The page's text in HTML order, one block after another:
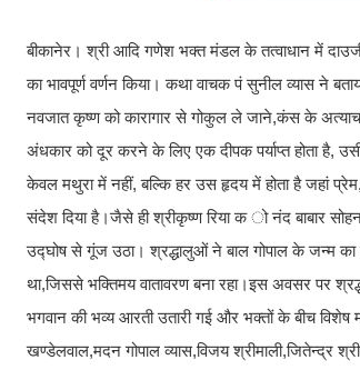
बीकानेर। श्री आदि गणेश भक्त मंडल के तत्वाधान में
का भावपूर्ण वर्णन किया। कथा वाचक पं सुनील व्यास ने
नवजात कृष्ण को कारागार से गोकुल ले जाने,कंस के
अंधकार को दूर करने के लिए एक दीपक पर्याप्त होता है,
केवल मथुरा में नहीं, बल्कि हर उस हृदय में होता है जहां
संदेश दिया है।जैसे ही श्रीकृष्ण रिया क ो नंद बाबार
उद्घोष से गूंज उठा। श्रद्धालुओं ने बाल गोपाल के जन्म
था,जिससे भक्तिमय वातावरण बना रहा।इस अवसर पर
भगवान की भव्य आरती उतारी गई और भक्तों के बीच विशेष
खण्डेलवाल,मदन गोपाल व्यास,विजय श्रीमाली,जितेन्द्र